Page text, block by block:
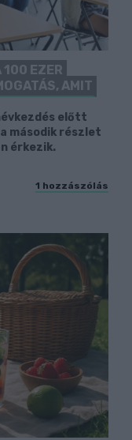
100 EZER
AMIT
előtt
második részlet
érkezik.
1 hozzászólás